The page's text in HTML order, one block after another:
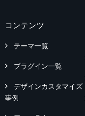
コンテンツ
テーマ一覧
プラグイン一覧
デザインカスタマイズ
事例